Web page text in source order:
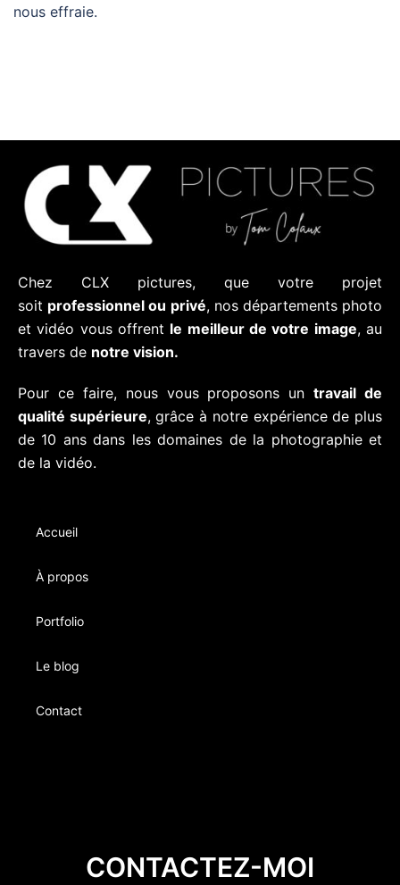
nous effraie.
Chez CLX pictures, que votre projet
soit professionnel ou privé, nos départements photo
et vidéo vous offrent le meilleur de votre image, au
travers de notre vision.
Pour ce faire, nous vous proposons untravail de
qualité supérieure, grâce à notre expérience de plus
de 10 ans dans les domaines de la photographie et
de la vidéo.
Accueil
À propos
Portfolio
Le blog
Contact
CONTACTEZ-MOI